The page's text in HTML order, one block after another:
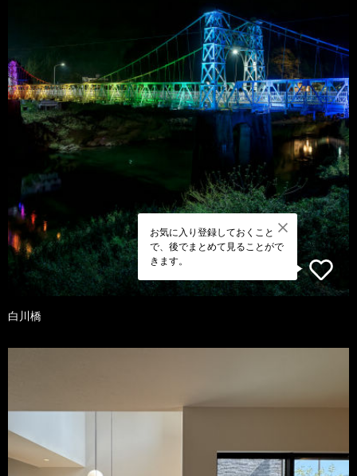
お気に入り登録しておくこと
で、後でまとめて見ることがで
きます。
白川橋